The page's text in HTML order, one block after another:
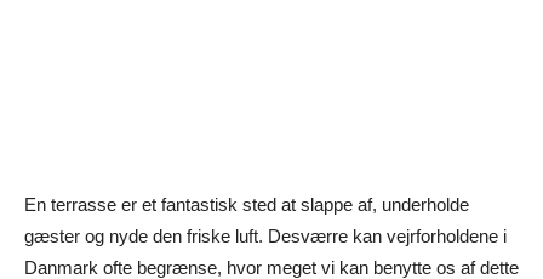
En terrasse er et fantastisk sted at slappe af, underholde
gæster og nyde den friske luft. Desværre kan vejrforholdene i
Danmark ofte begrænse, hvor meget vi kan benytte os af dette